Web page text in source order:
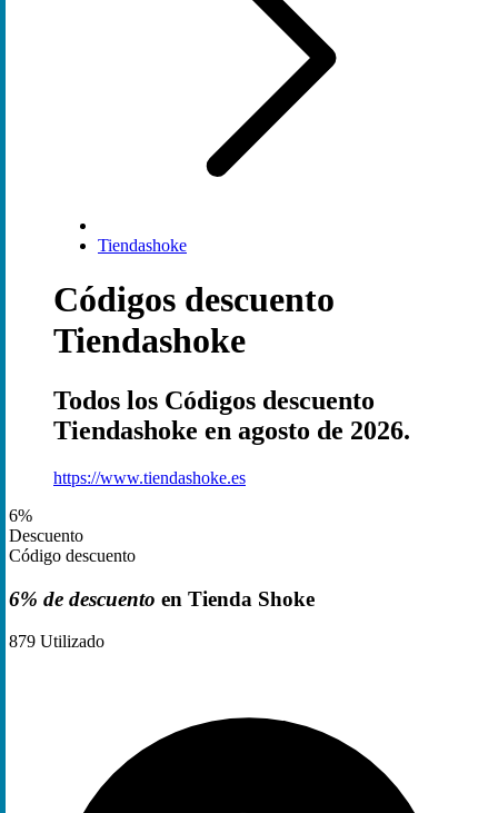
Tiendashoke
Códigos descuento
Tiendashoke
Todos los Códigos descuento
Tiendashoke en agosto de 2026.
https://www.tiendashoke.es
6%
Descuento
Código descuento
6% de descuento en Tienda Shoke
879 Utilizado